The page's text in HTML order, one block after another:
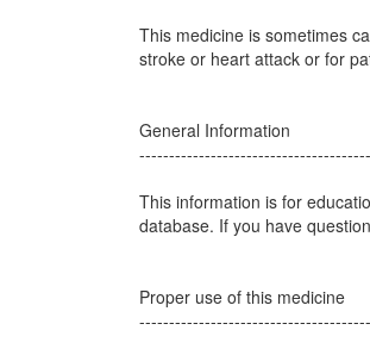
This medicine is sometimes
stroke or heart attack or for
General Information
This information is for
database. If you have
Proper use of this medicine